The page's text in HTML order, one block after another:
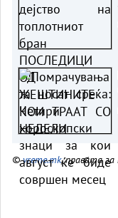
©vreme.mk, правата